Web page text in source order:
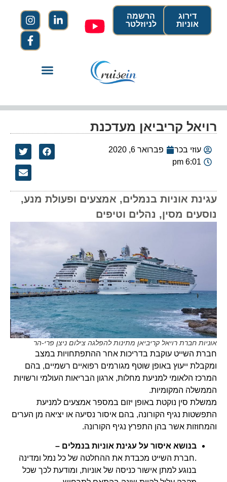
הרשמה
לניוזלטר
דירוג
אוניות
רויאל קריביאן מעדכנת
עוזי בכר
פברואר 6, 2020
6:01 pm
עגינת אוניות בנמלים, אמצעים ופעולת מנע,
נוסעים מסין, נהלים וטיפים
אוניות חברת רויאל קריביאן מתינות להפלגה צילום ניצן פרי-הר
חברת השייט עוקבת בדריכות אחר ההתפתחויות במצב
ומקבלת ייעוץ באופן שוטף מגורמים רפואיים רשמיים, בהם
המרכז הלאומי למניעת מחלות, ארגון הבריאות העולמי ורשויות
הממשלה המקומיות.
ממשלת סין נוקטת באופן יזום במספר אמצעים למניעת
התפשטות נגיף הקורונה, בהם איסור נסיעה או יציאה מן הערים
והמחוזות אשר בהן התפרץ נגיף הקורונה.
בנושא איסור על עגינת אוניות בנמלים –
.חברת השייט מכבדת את ההחלטה של כל נמל ומדינה
בנוגע למתן אישור כניסה של אוניות, ומודעת לכך שכל